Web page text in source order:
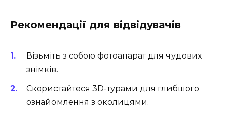
Рекомендації для відвідувачів
Візьміть з собою фотоапарат для чудових
знімків.
Скористайтеся 3D-турами для глибшого
ознайомлення з околицями.